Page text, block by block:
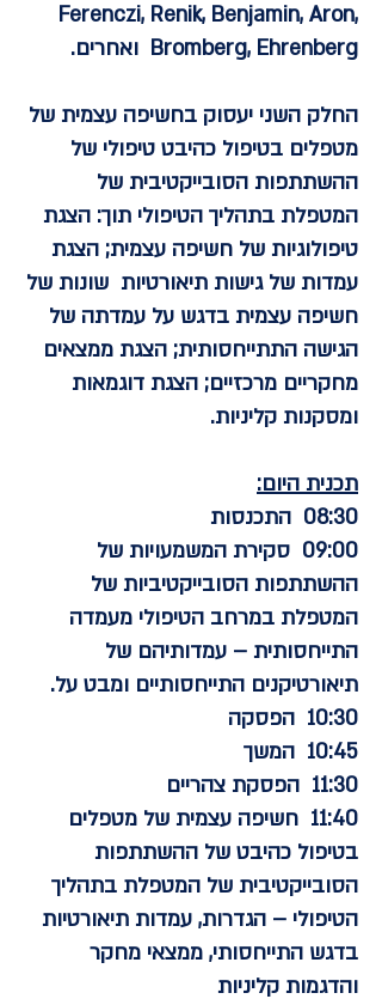
Ferenczi, Renik, Benjamin, Aron,
Bromberg, Ehrenberg ואחרים.
החלק השני יעסוק בחשיפה עצמית של
מטפלים בטיפול כהיבט טיפולי של
ההשתתפות הסובייקטיבית של
המטפלת בתהליך הטיפולי תוך: הצגת
טיפולוגיות של חשיפה עצמית; הצגת
עמדות של גישות תיאורטיות שונות של
חשיפה עצמית בדגש על עמדתה של
הגישה התתייחסותית; הצגת ממצאים
מחקריים מרכזיים; הצגת דוגמאות
ומסקנות קליניות.
תכנית היום:
08:30 התכנסות
09:00 סקירת המשמעויות של
ההשתתפות הסובייקטיביות של
המטפלת במרחב הטיפולי מעמדה
התייחסותית – עמדותיהם של
תיאורטיקנים התייחסותיים ומבט על.
10:30 הפסקה
10:45 המשך
11:30 הפסקת צהריים
11:40 חשיפה עצמית של מטפלים
בטיפול כהיבט של ההשתתפות
הסובייקטיבית של המטפלת בתהליך
הטיפולי – הגדרות, עמדות תיאורטיות
בדגש התייחסותי, ממצאי מחקר
והדגמות קליניות